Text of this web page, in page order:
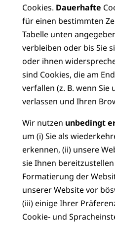
Cookies. Dauerhafte
für einen bestimmten
Tabelle unten
verbleiben oder bis Sie
oder ihnen
sind Cookies, die am
verfallen (z. B. wenn Sie
verlassen und Ihren
Wir nutzen unbedingt
um (i) Sie als
erkennen, (ii) unsere
sie Ihnen bereitzustellen
Formatierung der
unserer Website vor
(iii) einige Ihrer
Cookie- und